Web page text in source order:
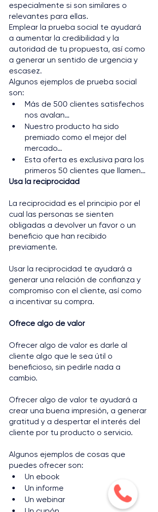
especialmente si son similares o
relevantes para ellas.
Emplear la prueba social te ayudará
a aumentar la credibilidad y la
autoridad de tu propuesta, así como
a generar un sentido de urgencia y
escasez.
Algunos ejemplos de prueba social
son:
Más de 500 clientes satisfechos
nos avalan…
Nuestro producto ha sido
premiado como el mejor del
mercado…
Esta oferta es exclusiva para los
primeros 50 clientes que llamen…
Usa la reciprocidad
La reciprocidad es el principio por el
cual las personas se sienten
obligadas a devolver un favor o un
beneficio que han recibido
previamente.
Usar la reciprocidad te ayudará a
generar una relación de confianza y
compromiso con el cliente, así como
a incentivar su compra.
Ofrece algo de valor
Ofrecer algo de valor es darle al
cliente algo que le sea útil o
beneficioso, sin pedirle nada a
cambio.
Ofrecer algo de valor te ayudará a
crear una buena impresión, a generar
gratitud y a despertar el interés del
cliente por tu producto o servicio.
Algunos ejemplos de cosas que
puedes ofrecer son:
Un ebook
Un informe
Un webinar